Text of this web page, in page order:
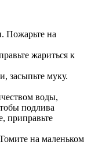
Пожарьте на
жариться к
засыпьте муку.
воды,
подлива
приправьте
на маленьком